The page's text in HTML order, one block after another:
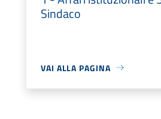
Sindaco
VAI ALLA PAGINA